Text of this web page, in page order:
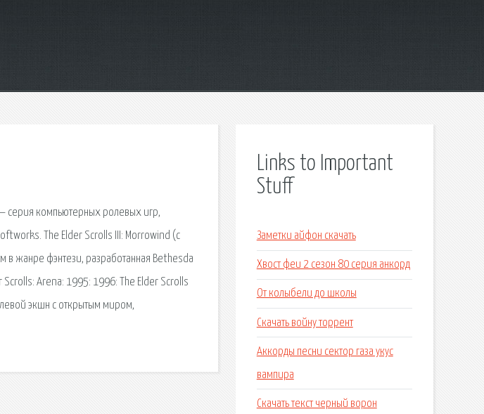
серия компьютерных ролевых игр,
The Elder Scrolls III: Morrowind (с
жанре фэнтези, разработанная Bethesda
Arena: 1995: 1996: The Elder Scrolls
экшн с открытым миром,
Links to Important
Stuff
Заметки айфон скачать
Хвост феи 2 сезон 80 серия анкорд
От колыбели до школы
Скачать войну торрент
Аккорды песни сектор газа укус
вампира
Скачать текст черный ворон